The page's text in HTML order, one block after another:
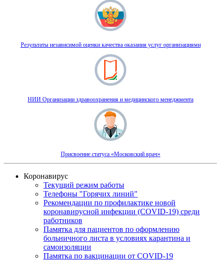
Результаты независимой оценки качества оказания услуг организациями
НИИ Организации здравоохранения и медицинского менеджмента
Присвоение статуса «Московский врач»
Коронавирус
Текущий режим работы
Телефоны "Горячих линий"
Рекомендации по профилактике новой
коронавирусной инфекции (COVID-19) среди
работников
Памятка для пациентов по оформлению
больничного листа в условиях карантина и
самоизоляции
Памятка по вакцинации от COVID-19